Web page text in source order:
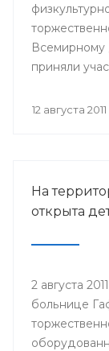
Всемирному
приняли
12 августа 2011
На
открыта
2 августа
больнице